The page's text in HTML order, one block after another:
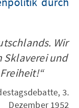
Wir
Sklaverei und
3.
Dezember 1952